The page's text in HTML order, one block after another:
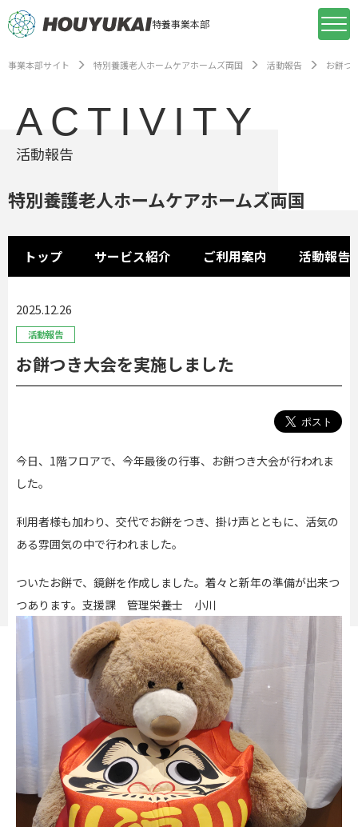
特養事業本部
事業本部サイト 特別養護老人ホームケアホームズ両国 活動報告 お餅つ
ACTIVITY
活動報告
特別養護老人ホームケアホームズ両国
トップ サービス紹介 ご利用案内 活動報告
2025.12.26
活動報告
お餅つき大会を実施しました
今日、1階フロアで、今年最後の行事、お餅つき大会が行われま
した。
利用者様も加わり、交代でお餅をつき、掛け声とともに、活気の
ある雰囲気の中で行われました。
ついたお餅で、鏡餅を作成しました。着々と新年の準備が出来つ
つあります。支援課 管理栄養士 小川